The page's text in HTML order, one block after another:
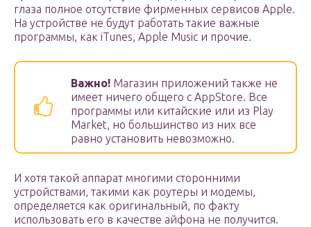
глаза полное отсутствие фирменных сервисов Apple.
На устройстве не будут работать такие важные
программы, как iTunes, Apple Music и прочие.
Важно! Магазин приложений также не
имеет ничего общего с AppStore. Все
программы или китайские или из Play
Market, но большинство из них все
равно установить невозможно.
И хотя такой аппарат многими сторонними
устройствами, такими как роутеры и модемы,
определяется как оригинальный, по факту
использовать его в качестве айфона не получится.